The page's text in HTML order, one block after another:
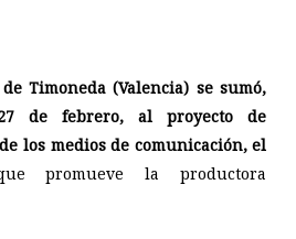
Timoneda (Valencia) se sumó,
de febrero, al proyecto de
los medios de comunicación, el
promueve la productora